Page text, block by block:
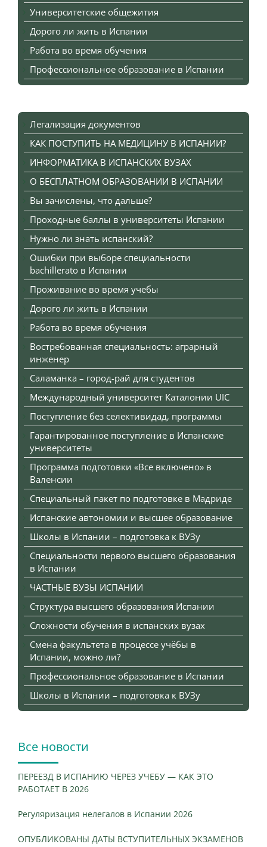
Университетские общежития
Дорого ли жить в Испании
Работа во время обучения
Профессиональное образование в Испании
Легализация документов
КАК ПОСТУПИТЬ НА МЕДИЦИНУ В ИСПАНИИ?
ИНФОРМАТИКА В ИСПАНСКИХ ВУЗАХ
О БЕСПЛАТНОМ ОБРАЗОВАНИИ В ИСПАНИИ
Вы зачислены, что дальше?
Проходные баллы в университеты Испании
Нужно ли знать испанский?
Ошибки при выборе специальности
bachillerato в Испании
Проживание во время учебы
Дорого ли жить в Испании
Работа во время обучения
Востребованная специальность: аграрный
инженер
Саламанка – город-рай для студентов
Международный университет Каталонии UIC
Поступление без селективидад, программы
Гарантированное поступление в Испанские
университеты
Программа подготовки «Все включено» в
Валенсии
Специальный пакет по подготовке в Мадриде
Испанские автономии и высшее образование
Школы в Испании – подготовка к ВУЗу
Специальности первого высшего образования
в Испании
ЧАСТНЫЕ ВУЗЫ ИСПАНИИ
Структура высшего образования Испании
Сложности обучения в испанских вузах
Смена факультета в процессе учёбы в
Испании, можно ли?
Профессиональное образование в Испании
Школы в Испании – подготовка к ВУЗу
Все новости
ПЕРЕЕЗД В ИСПАНИЮ ЧЕРЕЗ УЧЕБУ — КАК ЭТО
РАБОТАЕТ В 2026
Регуляризация нелегалов в Испании 2026
ОПУБЛИКОВАНЫ ДАТЫ ВСТУПИТЕЛЬНЫХ ЭКЗАМЕНОВ